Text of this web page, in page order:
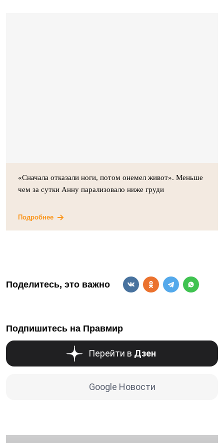
«Сначала отказали ноги, потом онемел живот». Меньше
чем за сутки Анну парализовало ниже груди
Подробнее
Поделитесь, это важно
Подпишитесь на Правмир
Перейти в Дзен
Google Новости